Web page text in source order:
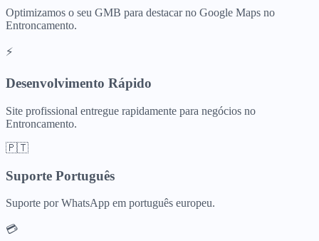
Optimizamos o seu GMB para destacar no Google Maps no
Entroncamento.
⚡
Desenvolvimento Rápido
Site profissional entregue rapidamente para negócios no
Entroncamento.
🇵🇹
Suporte Português
Suporte por WhatsApp em português europeu.
💳